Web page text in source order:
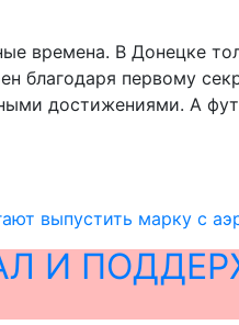
времена. В Донецке
благодаря первому
достижениями. А
выпустить марку с
И